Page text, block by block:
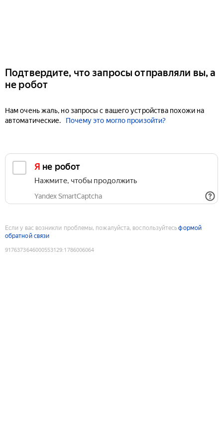
Подтвердите, что запросы отправляли вы, а
не робот
Нам очень жаль, но запросы с вашего устройства похожи на
автоматические.
Почему это могло произойти?
Я не робот
Нажмите, чтобы продолжить
Yandex SmartCaptcha
Если у вас возникли проблемы, пожалуйста, воспользуйтесьформой
обратной связи
9176373646000553129:1786006064